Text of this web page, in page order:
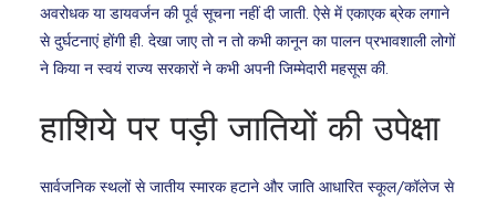
अवरोधक या डायवर्जन की पूर्व सूचना नहीं दी जाती. ऐसे में एकाएक ब्रेक लगाने
से दुर्घटनाएं होंगी ही. देखा जाए तो न तो कभी कानून का पालन प्रभावशाली लोगों
ने किया न स्वयं राज्य सरकारों ने कभी अपनी जिम्मेदारी महसूस की.
हाशिये पर पड़ी जातियों की उपेक्षा
सार्वजनिक स्थलों से जातीय स्मारक हटाने और जाति आधारित स्कूल/कॉलेज से